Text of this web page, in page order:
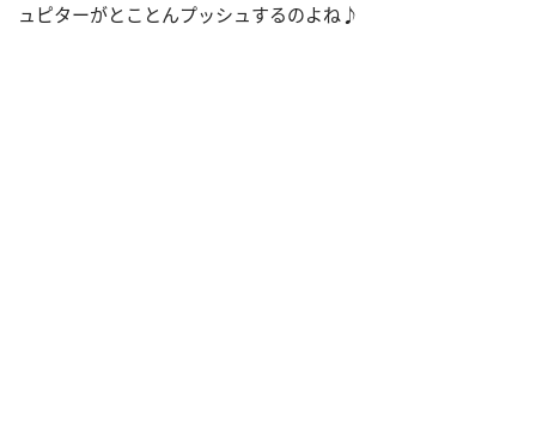
ュピターがとことんプッシュするのよね♪